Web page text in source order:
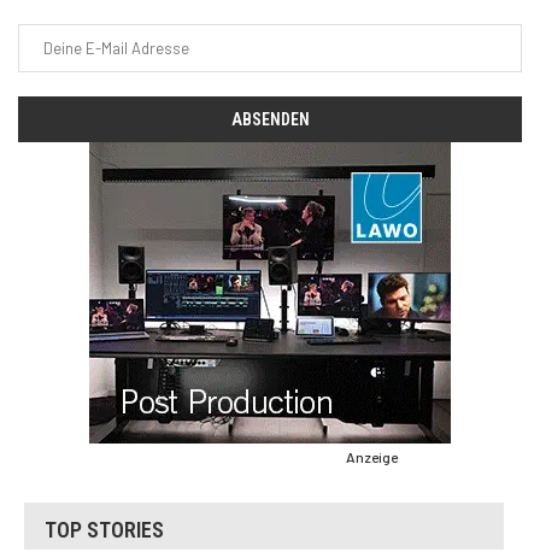
Anzeige
TOP STORIES